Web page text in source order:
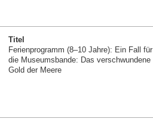
Titel
Ferienprogramm (8–10 Jahre): Ein Fall für
die Museumsbande: Das verschwundene
Gold der Meere